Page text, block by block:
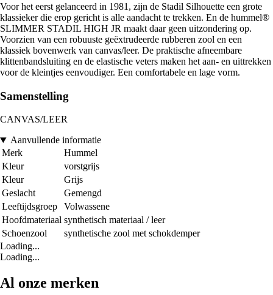
Voor het eerst gelanceerd in 1981, zijn de Stadil Silhouette een grote
klassieker die erop gericht is alle aandacht te trekken. En de hummel®
SLIMMER STADIL HIGH JR maakt daar geen uitzondering op.
Voorzien van een robuuste geëxtrudeerde rubberen zool en een
klassiek bovenwerk van canvas/leer. De praktische afneembare
klittenbandsluiting en de elastische veters maken het aan- en uittrekken
voor de kleintjes eenvoudiger. Een comfortabele en lage vorm.
Samenstelling
CANVAS/LEER
Aanvullende informatie
Merk
Hummel
Kleur
vorstgrijs
Kleur
Grijs
Geslacht
Gemengd
Leeftijdsgroep
Volwassene
Hoofdmateriaal synthetisch materiaal / leer
Schoenzool
synthetische zool met schokdemper
Loading...
Loading...
Al onze merken